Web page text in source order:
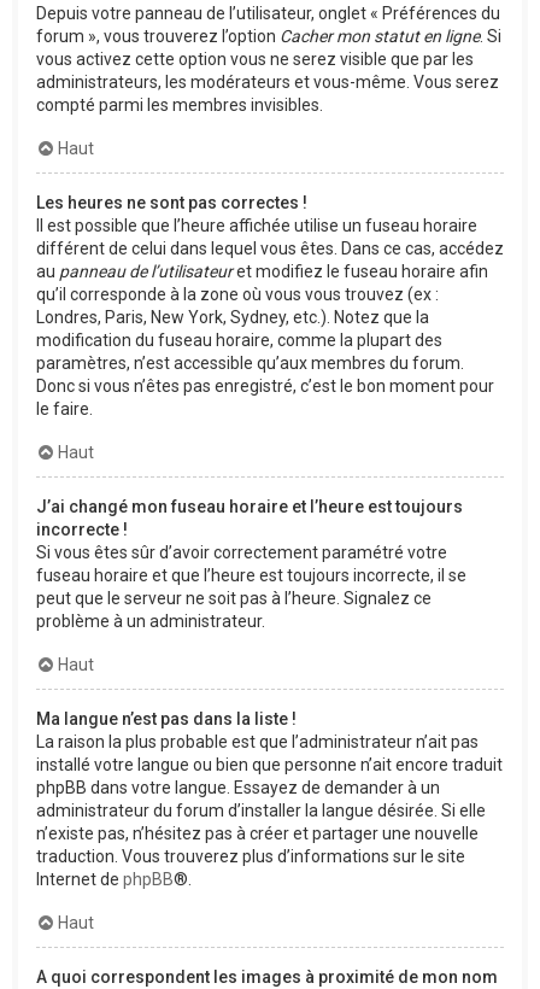
Depuis votre panneau de l’utilisateur, onglet « Préférences du
forum », vous trouverez l’option Cacher mon statut en ligne. Si
vous activez cette option vous ne serez visible que par les
administrateurs, les modérateurs et vous-même. Vous serez
compté parmi les membres invisibles.
Haut
Les heures ne sont pas correctes !
Il est possible que l’heure affichée utilise un fuseau horaire
différent de celui dans lequel vous êtes. Dans ce cas, accédez
au panneau de l’utilisateuret modifiez le fuseau horaire afin
qu’il corresponde à la zone où vous vous trouvez (ex :
Londres, Paris, New York, Sydney, etc.). Notez que la
modification du fuseau horaire, comme la plupart des
paramètres, n’est accessible qu’aux membres du forum.
Donc si vous n’êtes pas enregistré, c’est le bon moment pour
le faire.
Haut
J’ai changé mon fuseau horaire et l’heure est toujours
incorrecte !
Si vous êtes sûr d’avoir correctement paramétré votre
fuseau horaire et que l’heure est toujours incorrecte, il se
peut que le serveur ne soit pas à l’heure. Signalez ce
problème à un administrateur.
Haut
Ma langue n’est pas dans la liste !
La raison la plus probable est que l’administrateur n’ait pas
installé votre langue ou bien que personne n’ait encore traduit
phpBB dans votre langue. Essayez de demander à un
administrateur du forum d’installer la langue désirée. Si elle
n’existe pas, n’hésitez pas à créer et partager une nouvelle
traduction. Vous trouverez plus d’informations sur le site
Internet de phpBB®.
Haut
A quoi correspondent les images à proximité de mon nom